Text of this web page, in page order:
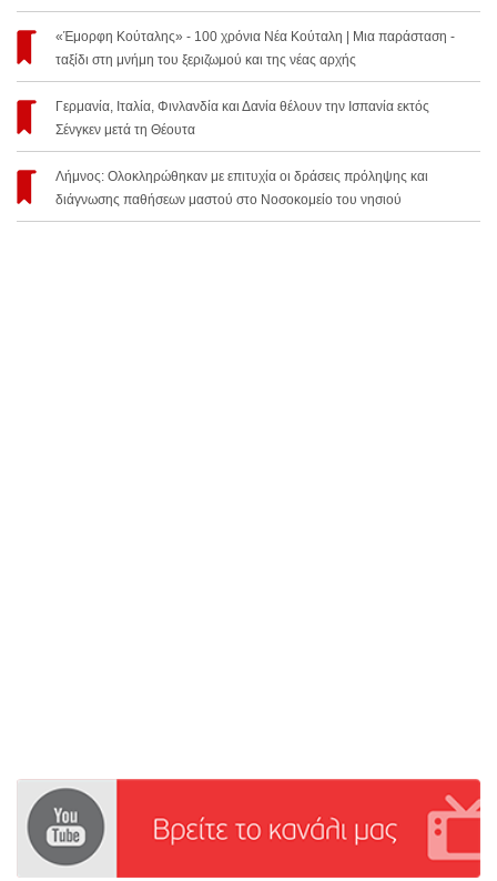
«Έμορφη Κούταλης» - 100 χρόνια Νέα Κούταλη | Μια παράσταση -
ταξίδι στη μνήμη του ξεριζωμού και της νέας αρχής
Γερμανία, Ιταλία, Φινλανδία και Δανία θέλουν την Ισπανία εκτός
Σένγκεν μετά τη Θέουτα
Λήμνος: Ολοκληρώθηκαν με επιτυχία οι δράσεις πρόληψης και
διάγνωσης παθήσεων μαστού στο Νοσοκομείο του νησιού